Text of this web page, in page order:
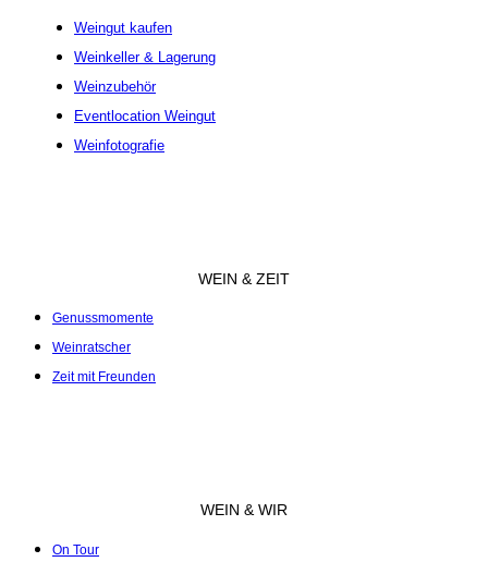
Weingut kaufen
Weinkeller & Lagerung
Weinzubehör
Eventlocation Weingut
Weinfotografie
WEIN & ZEIT
Genussmomente
Weinratscher
Zeit mit Freunden
WEIN & WIR
On Tour